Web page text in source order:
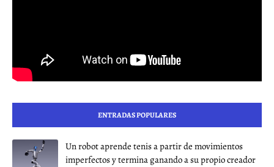
ENTRADAS POPULARES
Un robot aprende tenis a partir de movimientos
imperfectos y termina ganando a su propio creador